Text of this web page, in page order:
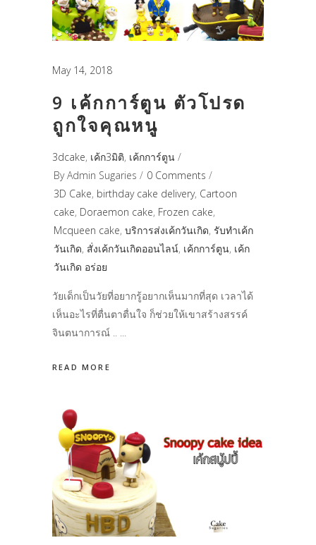
May 14, 2018
9 เค้กการ์ตูน ตัวโปรด
ถูกใจคุณหนู
3dcake, เค้ก3มิติ, เค้กการ์ตูน
ByAdmin Sugaries
0 Comments
3D Cake, birthday cake delivery, Cartoon
cake, Doraemon cake, Frozen cake,
Mcqueen cake, บริการส่งเค้กวันเกิด, รับทำเค้ก
วันเกิด, สั่งเค้กวันเกิดออนไลน์, เค้กการ์ตูน, เค้ก
วันเกิด อร่อย
วัยเด็กเป็นวัยที่อยากรู้อยากเห็นมากที่สุด เวลาได้
เห็นอะไรที่ตื่นตาตื่นใจ ก็ช่วยให้เขาสร้างสรรค์
จินตนาการณ์ ..
READ MORE